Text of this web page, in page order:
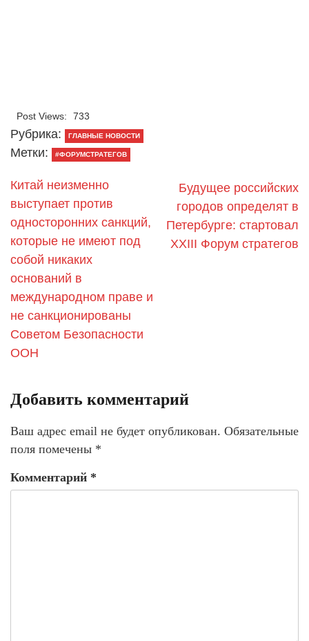
Post Views: 733
Рубрика: ГЛАВНЫЕ НОВОСТИ
Метки: #ФОРУМСТРАТЕГОВ
Китай неизменно
выступает против
односторонних санкций,
которые не имеют под
собой никаких
оснований в
международном праве и
не санкционированы
Советом Безопасности
ООН
Будущее российских
городов определят в
Петербурге: стартовал
XXIII Форум стратегов
Добавить комментарий
Ваш адрес email не будет опубликован. Обязательные
поля помечены *
Комментарий *